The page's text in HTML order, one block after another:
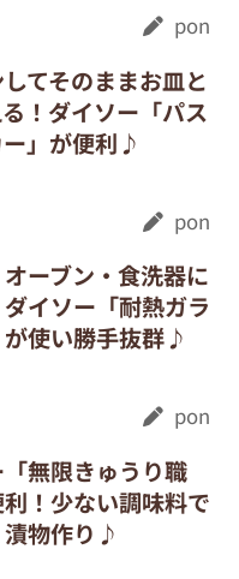
pon
てそのままお皿と
！ダイソー「パス
」が便利♪
pon
ーブン・食洗器に
イソー「耐熱ガラ
使い勝手抜群♪
pon
無限きゅうり職
！少ない調味料で
漬物作り♪